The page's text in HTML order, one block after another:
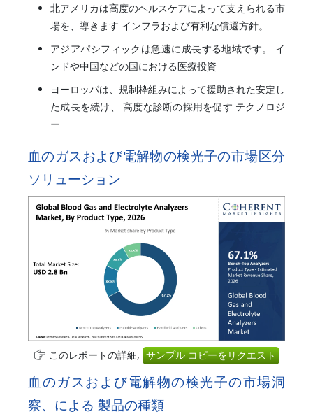
北アメリカは高度のヘルスケアによって支えられる市
場を、導きます インフラおよび有利な償還方針。
アジアパシフィックは急速に成長する地域です。 イ
ンドや中国などの国における医療投資
ヨーロッパは、規制枠組みによって援助された安定し
た成長を続け、 高度な診断の採用を促す テクノロジ
ー
血のガスおよび電解物の検光子の市場区分
ソリューション
このレポートの詳細, サンプル コピーをリクエスト
血のガスおよび電解物の検光子の市場洞
察、による 製品の種類